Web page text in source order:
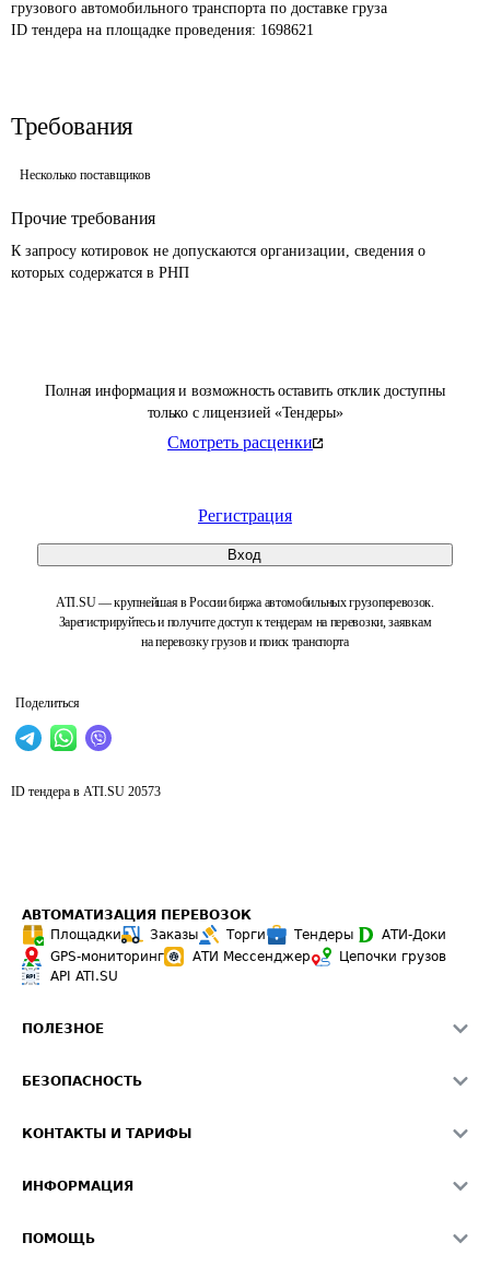
Полная информация и возможность оставить отклик доступны
только с лицензией «Тендеры»
Смотреть расценки
Регистрация
Вход
ATI.SU — крупнейшая в России биржа автомобильных грузоперевозок.
Зарегистрируйтесь и получите доступ к тендерам на перевозки, заявкам
на перевозку грузов и поиск транспорта
Поделиться
грузового автомобильного транспорта по доставке груза
ID тендера на площадке проведения: 1698621
Требования
Несколько поставщиков
Прочие требования
К запросу котировок не допускаются организации, сведения о
которых содержатся в РНП
ID тендера в ATI.SU 20573
АВТОМАТИЗАЦИЯ ПЕРЕВОЗОК
Площадки
Заказы Торги Тендеры
АТИ-Доки
GPS-мониторинг
АТИ Мессенджер
Цепочки грузов
API ATI.SU
ПОЛЕЗНОЕ
Звезды ATI.SU на вашем сайте
Средние ставки
БЕЗОПАСНОСТЬ
Светофор+
О формировании Паспорта
КОНТАКТЫ И ТАРИФЫ
Реклама на сайте
ИНФОРМАЦИЯ
ПОМОЩЬ